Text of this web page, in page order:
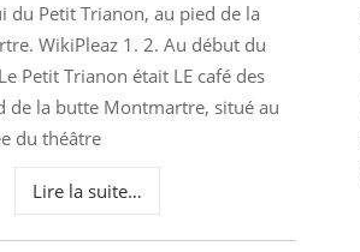
du Petit Trianon, au pied de la
WikiPleaz 1. 2. Au début du
Petit Trianon était LE café des
de la butte Montmartre, situé au
du théâtre
Lire la suite…